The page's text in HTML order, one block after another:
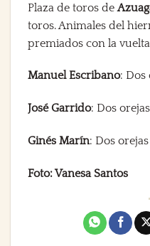
Plaza de toros de
toros. Animales del
premiados con la
Manuel Escribano: Dos
José Garrido: Dos
Ginés Marín: Dos
Foto: Vanesa Santos